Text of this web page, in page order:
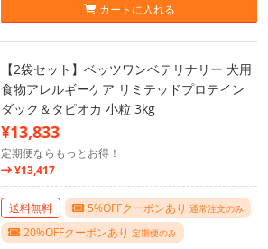
カートに入れる
【2袋セット】ベッツワンベテリナリー 犬用
食物アレルギーケア リミテッドプロテイン
ダック＆タピオカ 小粒 3kg
¥13,833
定期便ならもっとお得！
¥13,417
送料無料 5%OFFクーポンあり 通常注文のみ
20%OFFクーポンあり 定期便のみ